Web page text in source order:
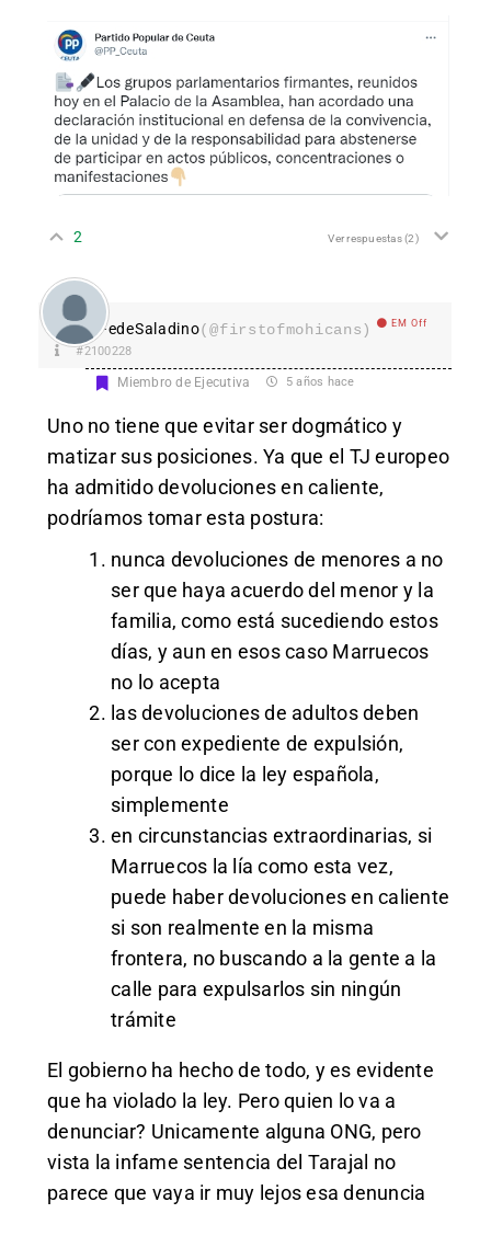
2 Ver respuestas(2)
FedeSaladino(@firstofmohicans) EM Off
#2100228
Miembro de Ejecutiva 5 años hace
Uno no tiene que evitar ser dogmático y
matizar sus posiciones. Ya que el TJ europeo
ha admitido devoluciones en caliente,
podríamos tomar esta postura:
nunca devoluciones de menores a no
ser que haya acuerdo del menor y la
familia, como está sucediendo estos
días, y aun en esos caso Marruecos
no lo acepta
las devoluciones de adultos deben
ser con expediente de expulsión,
porque lo dice la ley española,
simplemente
en circunstancias extraordinarias, si
Marruecos la lía como esta vez,
puede haber devoluciones en caliente
si son realmente en la misma
frontera, no buscando a la gente a la
calle para expulsarlos sin ningún
trámite
El gobierno ha hecho de todo, y es evidente
que ha violado la ley. Pero quien lo va a
denunciar? Unicamente alguna ONG, pero
vista la infame sentencia del Tarajal no
parece que vaya ir muy lejos esa denuncia